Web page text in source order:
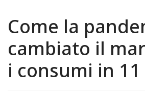
Come la
cambiato il
i consumi in 11